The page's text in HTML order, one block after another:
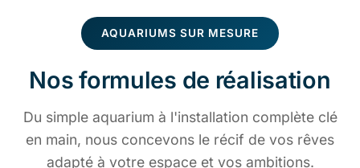
AQUARIUMS SUR MESURE
Nos formules de réalisation
Du simple aquarium à l'installation complète clé
en main, nous concevons le récif de vos rêves
adapté à votre espace et vos ambitions.